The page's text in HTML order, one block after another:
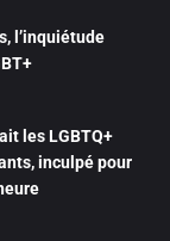
l’inquiétude
les LGBTQ+
inculpé pour